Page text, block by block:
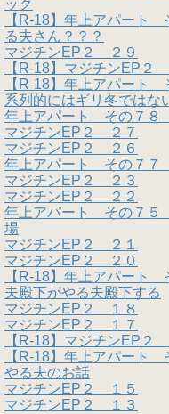
ック
【R-18】年上アパート
る夫さん？？？
マジチンEP２ ２９
【R-18】マジチンEP２
【R-18】年上アパート
系列的にはギリ冬ではな
年上アパート その７８
マジチンEP２ ２７
マジチンEP２ ２６
年上アパート その７７
マジチンEP２ ２３
マジチンEP２ ２２
年上アパート その７５
場
マジチンEP２ ２１
マジチンEP２ ２０
【R-18】年上アパート
夫殿下がやる夫殿下する
マジチンEP２ １８
マジチンEP２ １７
【R-18】マジチンEP２
【R-18】年上アパート
やる夫のお話
マジチンEP２ １５
マジチンEP２ １３